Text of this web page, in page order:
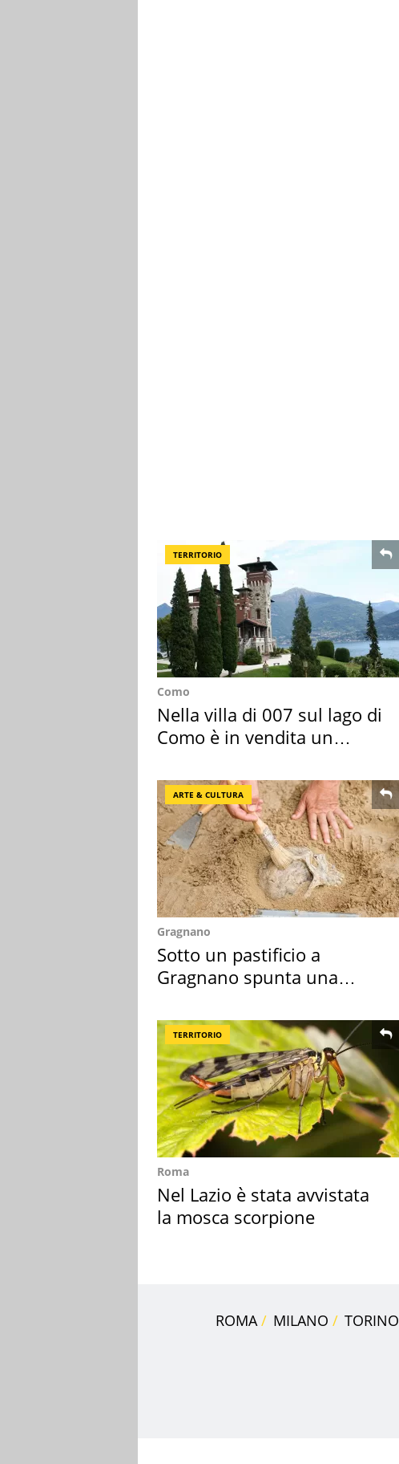
TERRITORIO
Como
Nella villa di 007 sul lago di
Como è in vendita un
ARTE & CULTURA
Gragnano
Sotto un pastificio a
Gragnano spunta una
TERRITORIO
Roma
Nel Lazio è stata avvistata
la mosca scorpione
ROMA MILANO TORINO